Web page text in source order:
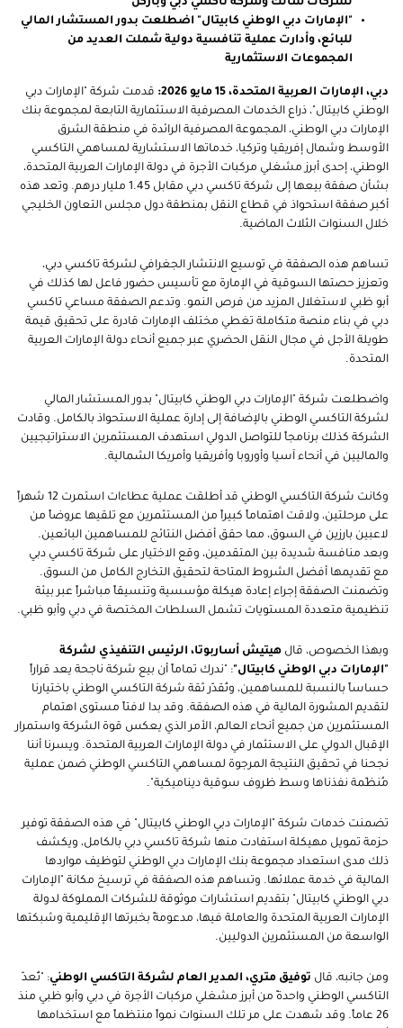
لشركات سالك وشركة تاكسي دبي وباركن
"الإمارات دبي الوطني كابيتال" اضطلعت بدور المستشار المالي
للبائع، وأدارت عملية تنافسية دولية شملت العديد من
المجموعات الاستثمارية
دبي، الإمارات العربية المتحدة، 15 مايو 2026:
قدمت شركة "الإمارات دبي
الوطني كابيتال"، ذراع الخدمات المصرفية الاستثمارية التابعة لمجموعة بنك
الإمارات دبي الوطني، المجموعة المصرفية الرائدة في منطقة الشرق
الأوسط وشمال إفريقيا وتركيا، خدماتها الاستشارية لمساهمي التاكسي
الوطني، إحدى أبرز مشغلي مركبات الأجرة في دولة الإمارات العربية المتحدة،
بشأن صفقة بيعها إلى شركة تاكسي دبي مقابل 1.45 مليار درهم. وتعد هذه
أكبر صفقة استحواذ في قطاع النقل بمنطقة دول مجلس التعاون الخليجي
خلال السنوات الثلاث الماضية.
تساهم هذه الصفقة في توسيع الانتشار الجغرافي لشركة تاكسي دبي،
وتعزيز حصتها السوقية في الإمارة مع تأسيس حضور فاعل لها كذلك في
أبو ظبي لاستغلال المزيد من فرص النمو. وتدعم الصفقة مساعي تاكسي
دبي في بناء منصة متكاملة تغطي مختلف الإمارات قادرة على تحقيق قيمة
طويلة الأجل في مجال النقل الحضري عبر جميع أنحاء دولة الإمارات العربية
المتحدة.
واضطلعت شركة "الإمارات دبي الوطني كابيتال" بدور المستشار المالي
لشركة التاكسي الوطني بالإضافة إلى إدارة عملية الاستحواذ بالكامل. وقادت
الشركة كذلك برنامجاً للتواصل الدولي استهدف المستثمرين الاستراتيجيين
والماليين في أنحاء آسيا وأوروبا وأفريقيا وأمريكا الشمالية.
وكانت شركة التاكسي الوطني قد أطلقت عملية عطاءات استمرت 12 شهراً
على مرحلتين، ولاقت اهتماماً كبيراً من المستثمرين مع تلقيها عروضاً من
لاعبين بارزين في السوق، مما حقق أفضل النتائج للمساهمين البائعين.
وبعد منافسة شديدة بين المتقدمين، وقع الاختيار على شركة تاكسي دبي
مع تقديمها أفضل الشروط المتاحة لتحقيق التخارج الكامل من السوق.
وتضمنت الصفقة إجراء إعادة هيكلة مؤسسية وتنسيقاً مباشراً عبر بيئة
تنظيمية متعددة المستويات تشمل السلطات المختصة في دبي وأبو ظبي.
وبهذا الخصوص، قال هيتيش أساربوتا، الرئيس التنفيذي لشركة
"الإمارات دبي الوطني كابيتال": "ندرك تماماً أن بيع شركة ناجحة يعد قراراً
حساساً بالنسبة للمساهمين، ونُقدّر ثقة شركة التاكسي الوطني باختيارنا
لتقديم المشورة المالية في هذه الصفقة. وقد بدا لافتاً مستوى اهتمام
المستثمرين من جميع أنحاء العالم، الأمر الذي يعكس قوة الشركة واستمرار
الإقبال الدولي على الاستثمار في دولة الإمارات العربية المتحدة. ويسرنا أننا
نجحنا في تحقيق النتيجة المرجوة لمساهمي التاكسي الوطني ضمن عملية
مُنظّمة نفذناها وسط ظروف سوقية ديناميكية".
تضمنت خدمات شركة "الإمارات دبي الوطني كابيتال" في هذه الصفقة توفير
حزمة تمويل مهيكلة استفادت منها شركة تاكسي دبي بالكامل، ويكشف
ذلك مدى استعداد مجموعة بنك الإمارات دبي الوطني لتوظيف مواردها
المالية في خدمة عملائها. وتساهم هذه الصفقة في ترسيخ مكانة "الإمارات
دبي الوطني كابيتال" بتقديم استشارات موثوقة للشركات المملوكة لدولة
الإمارات العربية المتحدة والعاملة فيها، مدعومةً بخبرتها الإقليمية وشبكتها
الواسعة من المستثمرين الدوليين.
ومن جانبه، قال توفيق متري، المدير العام لشركة التاكسي الوطني: "تُعدّ
التاكسي الوطني واحدةً من أبرز مشغلي مركبات الأجرة في دبي وأبو ظبي منذ
26 عاماً. وقد شهدت على مر تلك السنوات نمواً منتظماً مع استخدامها